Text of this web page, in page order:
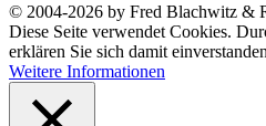
© 2004-2026 by Fred Blachwitz &
Diese Seite verwendet Cookies.
erklären Sie sich damit
Weitere Informationen